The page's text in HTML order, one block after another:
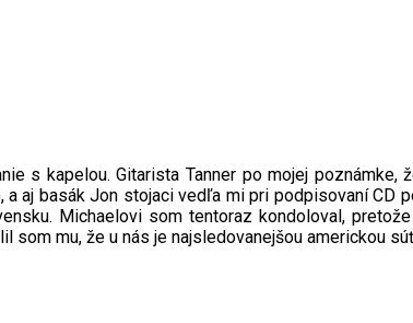
s kapelou. Gitarista Tanner po mojej poznámke,
a aj basák Jon stojaci vedľa mi pri podpisovaní CD
Michaelovi som tentoraz kondoloval,
mu, že u nás je najsledovanejšou americkou